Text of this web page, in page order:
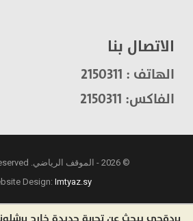
الاتصال بنا
الهاتف : 2150311
الفاكس: 2150311
© 2026 - الموقف الرياضي. All Rights Reserved.
Design:Imtyaz.sy